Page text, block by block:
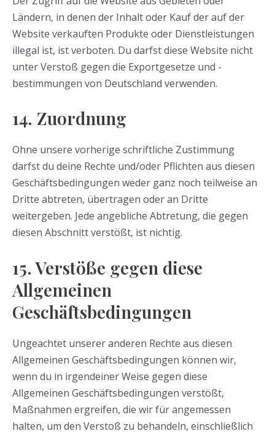
Ländern, in denen der Inhalt oder Kauf der auf der
Website verkauften Produkte oder Dienstleistungen
illegal ist, ist verboten. Du darfst diese Website nicht
unter Verstoß gegen die Exportgesetze und -
bestimmungen von Deutschland verwenden.
14. Zuordnung
Ohne unsere vorherige schriftliche Zustimmung
darfst du deine Rechte und/oder Pflichten aus diesen
Geschäftsbedingungen weder ganz noch teilweise an
Dritte abtreten, übertragen oder an Dritte
weitergeben. Jede angebliche Abtretung, die gegen
diesen Abschnitt verstößt, ist nichtig.
15. Verstöße gegen diese
Allgemeinen
Geschäftsbedingungen
Ungeachtet unserer anderen Rechte aus diesen
Allgemeinen Geschäftsbedingungen können wir,
wenn du in irgendeiner Weise gegen diese
Allgemeinen Geschäftsbedingungen verstößt,
Maßnahmen ergreifen, die wir für angemessen
halten, um den Verstoß zu behandeln, einschließlich